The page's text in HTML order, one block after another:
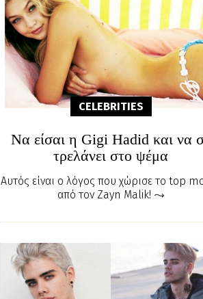
CELEBRITIES
Να είσαι η Gigi Hadid και να
τρελάνει στο ψέμα
Αυτός είναι ο λόγος που χώρισε το top
από τον Zayn Malik!